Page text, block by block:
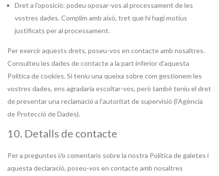
Dret a l'oposició: podeu oposar-vos al processament de les
vostres dades. Complim amb això, tret que hi hagi motius
justificats per al processament.
Per exercir aquests drets, poseu-vos en contacte amb nosaltres.
Consulteu les dades de contacte a la part inferior d'aquesta
Política de cookies. Si teniu una queixa sobre com gestionem les
vostres dades, ens agradaria escoltar-vos, però també teniu el dret
de presentar una reclamació a l'autoritat de supervisió (l'Agència
de Protecció de Dades).
10. Detalls de contacte
Per a preguntes i/o comentaris sobre la nostra Política de galetes i
aquesta declaració, poseu-vos en contacte amb nosaltres